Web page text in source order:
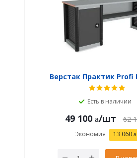
Верстак Практик Profi
Есть в наличии
49 100 /шт 62
Экономия 13 060